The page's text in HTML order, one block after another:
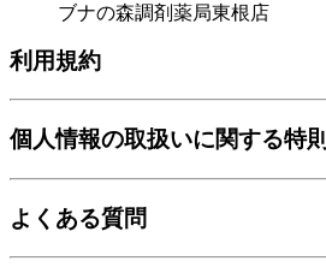
ブナの森調剤薬局東根店
利用規約
個人情報の取扱いに関する特則
よくある質問